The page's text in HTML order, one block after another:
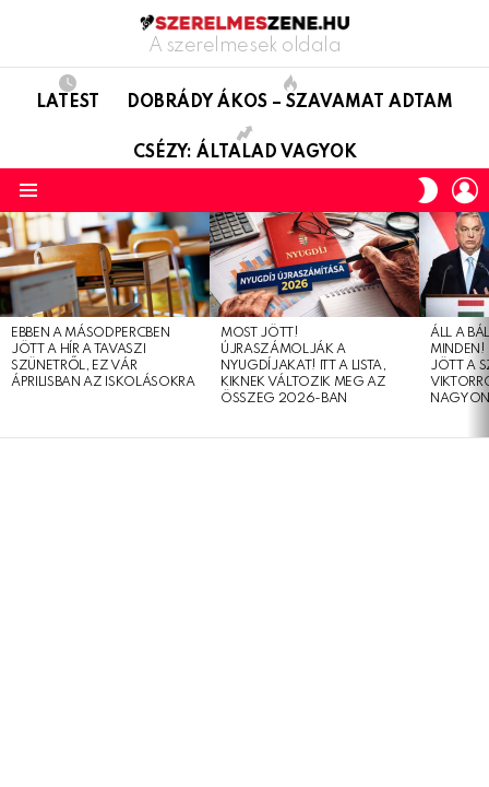
A szerelmesek oldala
LATEST DOBRÁDY ÁKOS – SZAVAMAT ADTAM
CSÉZY: ÁLTALAD VAGYOK
SKIN
LATEST
STORIES
EBBEN A MÁSODPERCBEN
JÖTT A HÍR A TAVASZI
SZÜNETRŐL, EZ VÁR
ÁPRILISBAN AZ ISKOLÁSOKRA
MOST JÖTT!
ÚJRASZÁMOLJÁK A
NYUGDÍJAKAT! ITT A LISTA,
KIKNEK VÁLTOZIK MEG AZ
ÖSSZEG 2026-BAN
ÁLL A
MINDEN!
JÖTT A